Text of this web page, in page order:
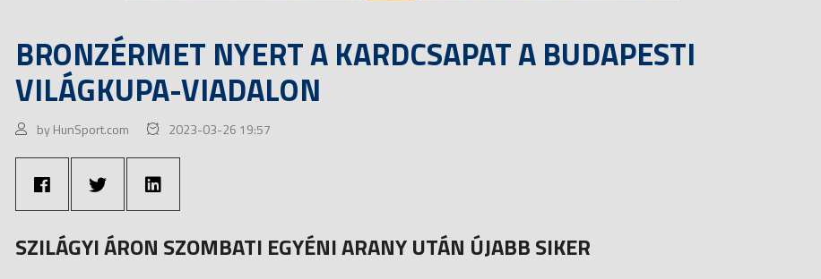
BRONZÉRMET NYERT A KARDCSAPAT A BUDAPESTI
VILÁGKUPA-VIADALON
by HunSport.com 2023-03-26 19:57
SZILÁGYI ÁRON SZOMBATI EGYÉNI ARANY UTÁN ÚJABB SIKER